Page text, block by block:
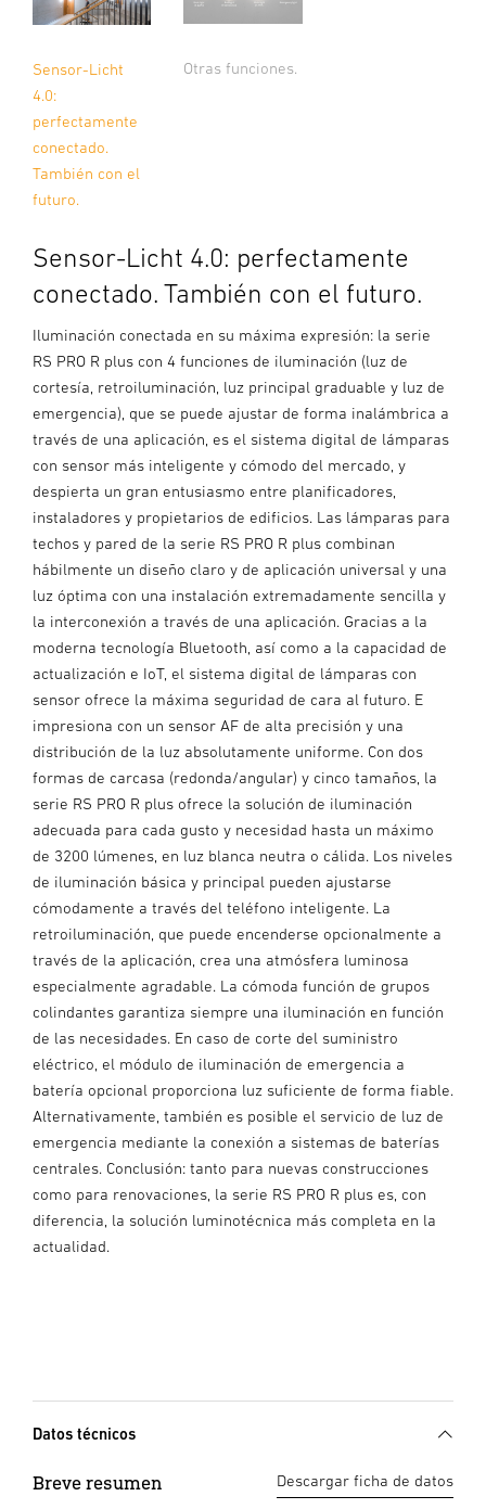
Sensor-Licht
4.0:
perfectamente
conectado.
También con el
futuro.
Otras funciones.
Sensor-Licht 4.0: perfectamente
conectado. También con el futuro.
Iluminación conectada en su máxima expresión: la serie
RS PRO R plus con 4 funciones de iluminación (luz de
cortesía, retroiluminación, luz principal graduable y luz de
emergencia), que se puede ajustar de forma inalámbrica a
través de una aplicación, es el sistema digital de lámparas
con sensor más inteligente y cómodo del mercado, y
despierta un gran entusiasmo entre planificadores,
instaladores y propietarios de edificios. Las lámparas para
techos y pared de la serie RS PRO R plus combinan
hábilmente un diseño claro y de aplicación universal y una
luz óptima con una instalación extremadamente sencilla y
la interconexión a través de una aplicación. Gracias a la
moderna tecnología Bluetooth, así como a la capacidad de
actualización e IoT, el sistema digital de lámparas con
sensor ofrece la máxima seguridad de cara al futuro. E
impresiona con un sensor AF de alta precisión y una
distribución de la luz absolutamente uniforme. Con dos
formas de carcasa (redonda/angular) y cinco tamaños, la
serie RS PRO R plus ofrece la solución de iluminación
adecuada para cada gusto y necesidad hasta un máximo
de 3200 lúmenes, en luz blanca neutra o cálida. Los niveles
de iluminación básica y principal pueden ajustarse
cómodamente a través del teléfono inteligente. La
retroiluminación, que puede encenderse opcionalmente a
través de la aplicación, crea una atmósfera luminosa
especialmente agradable. La cómoda función de grupos
colindantes garantiza siempre una iluminación en función
de las necesidades. En caso de corte del suministro
eléctrico, el módulo de iluminación de emergencia a
batería opcional proporciona luz suficiente de forma fiable.
Alternativamente, también es posible el servicio de luz de
emergencia mediante la conexión a sistemas de baterías
centrales. Conclusión: tanto para nuevas construcciones
como para renovaciones, la serie RS PRO R plus es, con
diferencia, la solución luminotécnica más completa en la
actualidad.
Datos técnicos
Breve resumen Descargar ficha de datos